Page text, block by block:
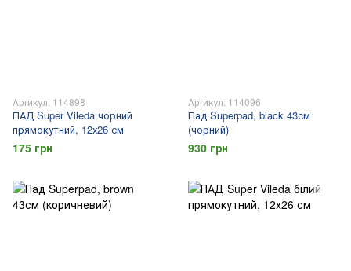
Артикул: 114898
ПАД Super Vileda чорний
прямокутний, 12х26 см
175 грн
Артикул: 114096
Пад Superpad, black 43см
(чорний)
930 грн